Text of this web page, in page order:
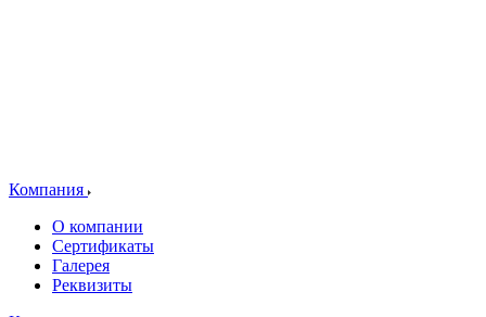
Компания
О компании
Сертификаты
Галерея
Реквизиты